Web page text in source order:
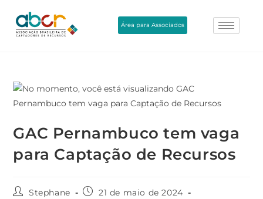
Área para Associados
GAC Pernambuco tem vaga
para Captação de Recursos
Stephane
21 de maio de 2024